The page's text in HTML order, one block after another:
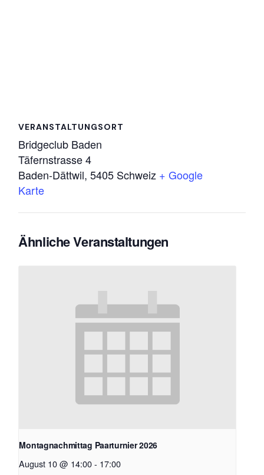
VERANSTALTUNGSORT
Bridgeclub Baden
Täfernstrasse 4
Baden-Dättwil, 5405 Schweiz + Google
Karte
Ähnliche Veranstaltungen
Montagnachmittag Paarturnier 2026
August 10 @ 14:00 - 17:00